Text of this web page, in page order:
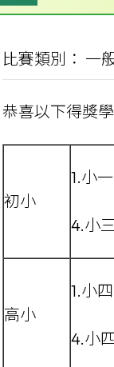
比賽類別： 一
恭喜以下得獎
初小
1.小
4.小
高小
1.小
4.小